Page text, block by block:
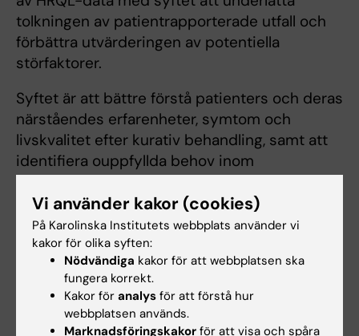
tolkningen av patientrapporterade utfall och
förbättra utvärderingen av potentiella
störfaktorer.
Syftet är att bättre förstå patienters och deras
närståendes erfarenheter, symtom och
livskvalitet efter kurativ behandling, samt att
identifiera ouppfyllda behov inom
uppföljningsvården.
Pernilla och hennes grupp arbetar med en
stor nationell kohortstudie (OSCAR-studien)
med >400 patienter som följs upp
regelbundet under 12 år med nästan 500
patientrapporterade utfallsfrågor. Denna
kohort har varit en huvudsaklig källa och grund
Vi använder kakor (cookies)
På Karolinska Institutets webbplats använder vi
kakor för olika syften:
Nödvändiga kakor för att webbplatsen ska
fungera korrekt.
Kakor för analys för att förstå hur
webbplatsen används.
Marknadsföringskakor för att visa och spåra